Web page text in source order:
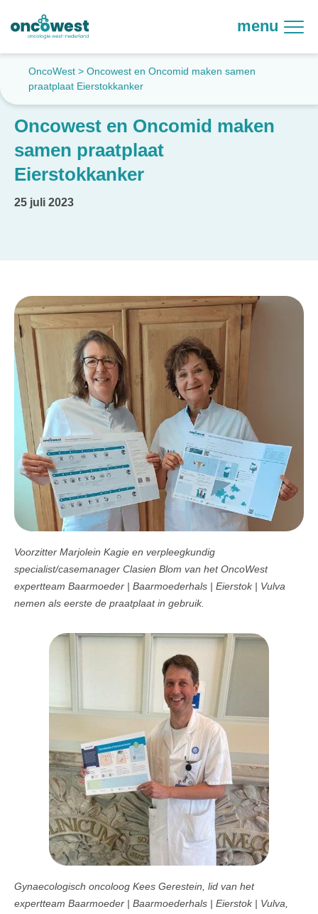
menu
OncoWest > Oncowest en Oncomid maken samen
praatplaat Eierstokkanker
Oncowest en Oncomid maken
samen praatplaat
Eierstokkanker
25 juli 2023
Voorzitter Marjolein Kagie en verpleegkundig
specialist/casemanager Clasien Blom van het OncoWest
expertteam Baarmoeder | Baarmoederhals | Eierstok | Vulva
nemen als eerste de praatplaat in gebruik.
Gynaecologisch oncoloog Kees Gerestein, lid van het
expertteam Baarmoeder | Baarmoederhals | Eierstok | Vulva,